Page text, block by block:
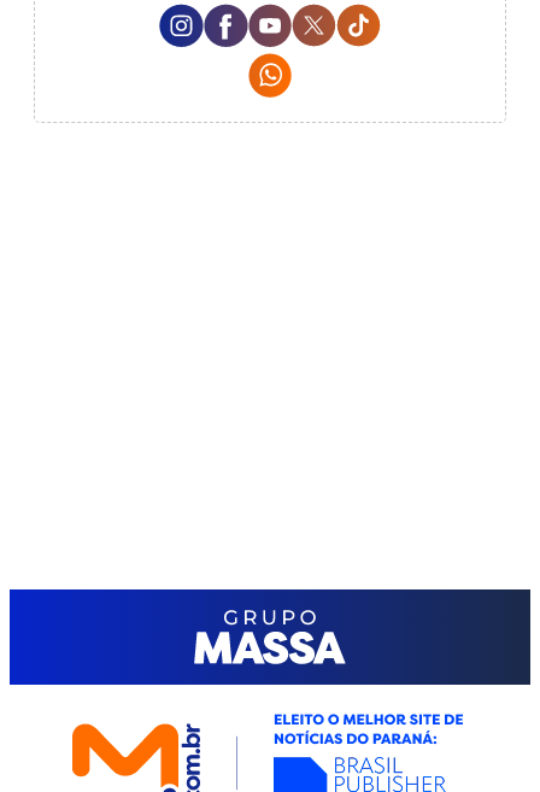
Instagram Social Media
Facebook Social Media
Youtube Social Media
Twitter Social Media
Tiktok Social
Whatsapp Social Media